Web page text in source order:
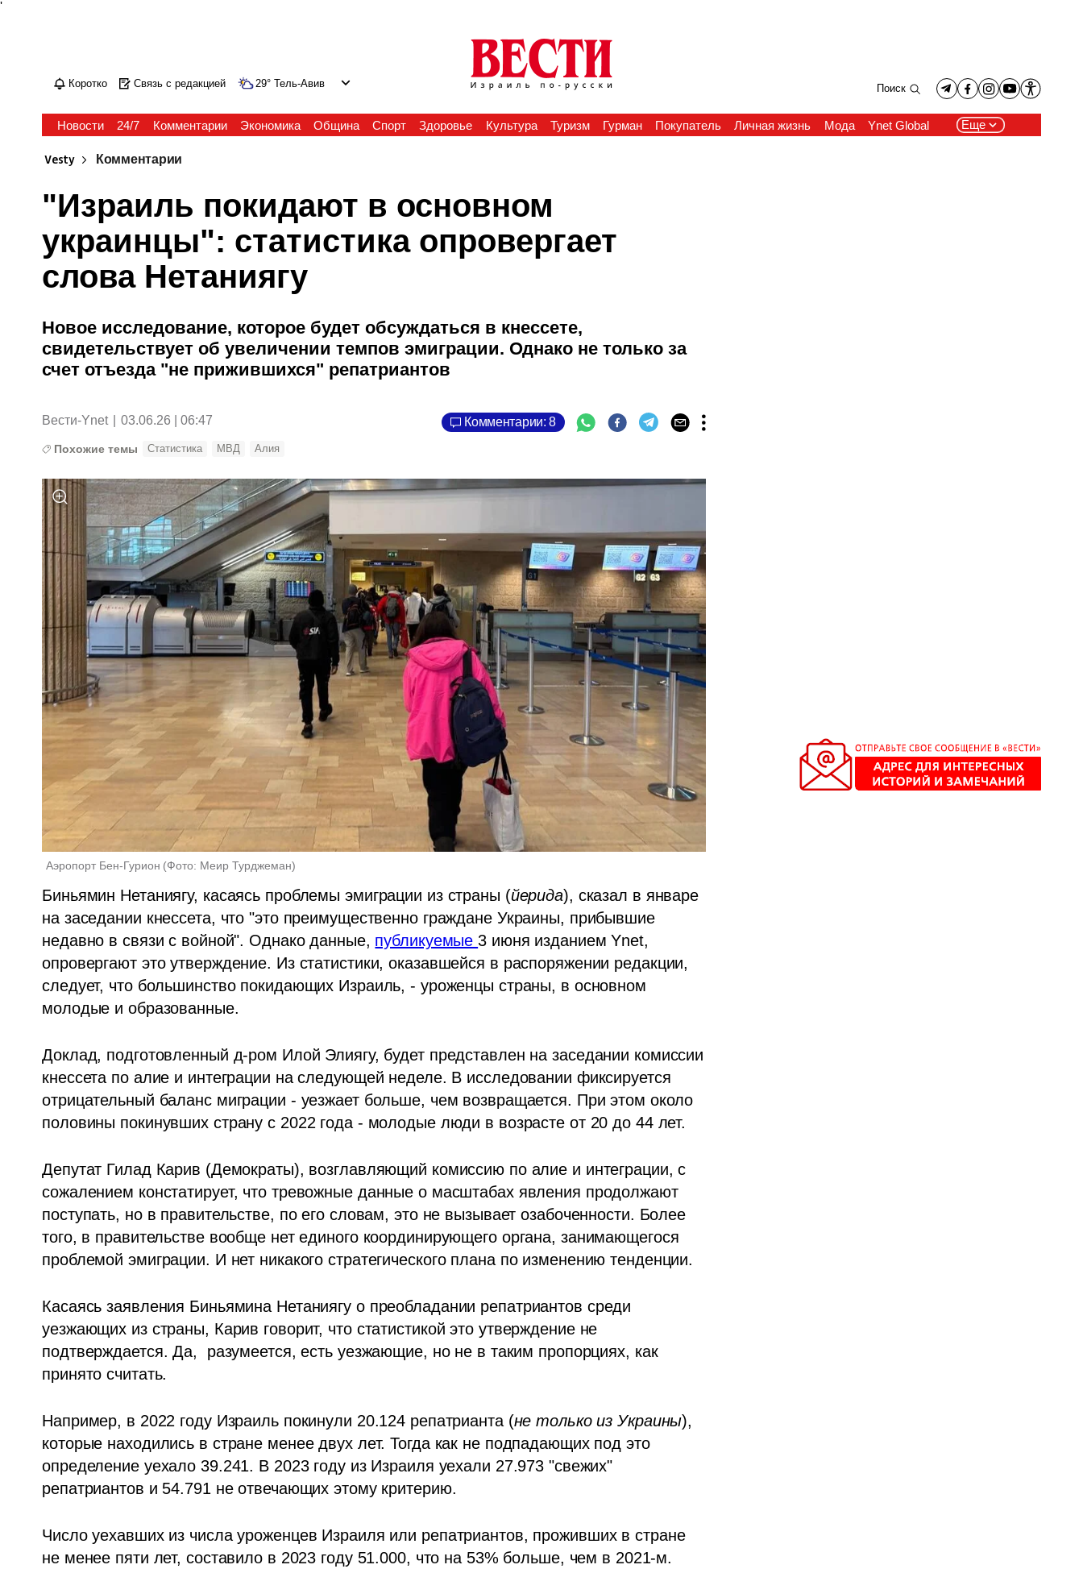
'
Коротко Связь с редакцией 29° Тель-Авив Поиск
Новости 24/7 Комментарии Экономика Община Спорт Здоровье Культура Туризм Гурман Покупатель Личная жизнь Мода Ynet Global Еще
Vesty Комментарии
"Израиль покидают в основном
украинцы": статистика опровергает
слова Нетаниягу
Новое исследование, которое будет обсуждаться в кнессете,
свидетельствует об увеличении темпов эмиграции. Однако не только за
счет отъезда "не прижившихся" репатриантов
Вести-Ynet 03.06.26 | 06:47 Комментарии: 8
Похожие темы Статистика МВД Алия
Аэропорт Бен-Гурион (Фото: Меир Турджеман)
Биньямин Нетаниягу, касаясь проблемы эмиграции из страны (йерида), сказал в январе
на заседании кнессета, что "это преимущественно граждане Украины, прибывшие
недавно в связи с войной". Однако данные, публикуемые 3 июня изданием Ynet,
опровергают это утверждение. Из статистики, оказавшейся в распоряжении редакции,
следует, что большинство покидающих Израиль, - уроженцы страны, в основном
молодые и образованные.
Доклад, подготовленный д-ром Илой Элиягу, будет представлен на заседании комиссии
кнессета по алие и интеграции на следующей неделе. В исследовании фиксируется
отрицательный баланс миграции - уезжает больше, чем возвращается. При этом около
половины покинувших страну с 2022 года - молодые люди в возрасте от 20 до 44 лет.
Депутат Гилад Карив (Демократы), возглавляющий комиссию по алие и интеграции, с
сожалением констатирует, что тревожные данные о масштабах явления продолжают
поступать, но в правительстве, по его словам, это не вызывает озабоченности. Более
того, в правительстве вообще нет единого координирующего органа, занимающегося
проблемой эмиграции. И нет никакого стратегического плана по изменению тенденции.
Касаясь заявления Биньямина Нетаниягу о преобладании репатриантов среди
уезжающих из страны, Карив говорит, что статистикой это утверждение не
подтверждается. Да,  разумеется, есть уезжающие, но не в таким пропорциях, как
принято считать.
Например, в 2022 году Израиль покинули 20.124 репатрианта (не только из Украины),
которые находились в стране менее двух лет. Тогда как не подпадающих под это
определение уехало 39.241. В 2023 году из Израиля уехали 27.973 "свежих"
репатриантов и 54.791 не отвечающих этому критерию.
Число уехавших из числа уроженцев Израиля или репатриантов, проживших в стране
не менее пяти лет, составило в 2023 году 51.000, что на 53% больше, чем в 2021-м.